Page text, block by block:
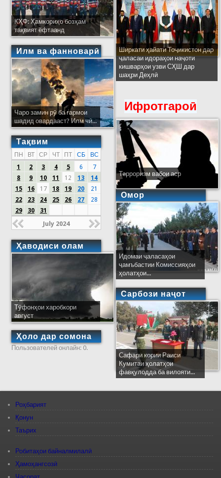
КҲФ: Ҳамкориҳо бозҳам
тақвият ёфтаанд
Илм ва фанноварӣ
Чаро замин рӯ ба гармои
шадид овардааст? Илм чӣ...
Тақвим
ПН ВТ СР ЧТ ПТ СБ
ВС
1
2 3 4 5 6
7
8
9 10 11 12 13
14
15
16 17 18 19 20
21
22
23 24 25 26 27
28
29
30 31
July 2024
Ҳаводиси олам
Тӯфонҳои харобкори
август
Ҳоло дар сомона
Пользователей онлайн: 0.
Ширкати ҳайати Тоҷикистон дар
ҷаласаи идораҳои наҷоти
кишварҳои узви СҲШ дар
шаҳри Деҳлӣ
Ифротгароӣ
Терроризм вабои аср
Омор
Идомаи ҷаласаҳои
ҷамъбастии Комиссияҳои
ҳолатҳои...
Сарбози наҷот
Сафари кории Раиси
Кумитаи ҳолатҳои
фавқулодда ба вилояти...
Роҳбарият
Қонун
Таърих
Робитаҳои байналмилалӣ
Ҳамоҳангсозӣ